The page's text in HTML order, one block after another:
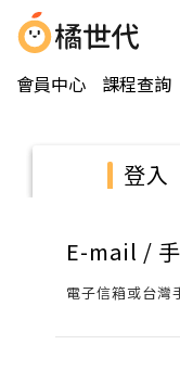
會員中心 課程查詢
登入
E-mail /
電子信箱或台灣